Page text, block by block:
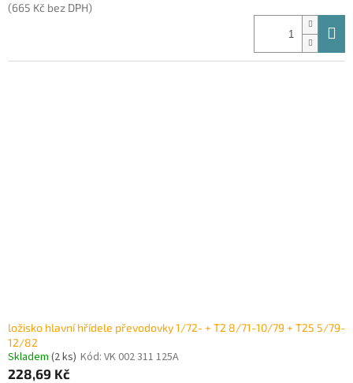
(665 Kč bez DPH)
ložisko hlavní hřídele převodovky 1/72- + T2 8/71-10/79 + T25 5/79-
12/82
Skladem (2 ks) Kód: VK 002 311 125A
228,69 Kč